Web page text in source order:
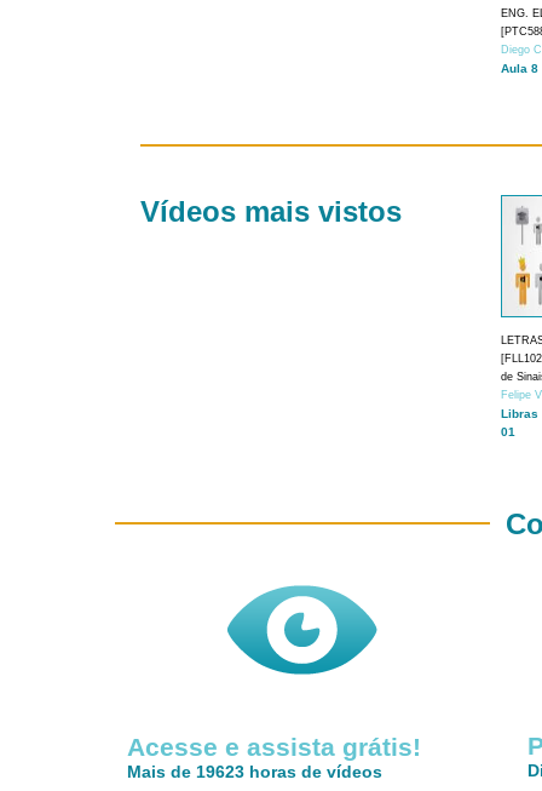
ENG.
Diego
Aula 8
Vídeos mais vistos
de
Felipe
Libras
01
Acesse e assista grátis!
Mais de 19623 horas de vídeos